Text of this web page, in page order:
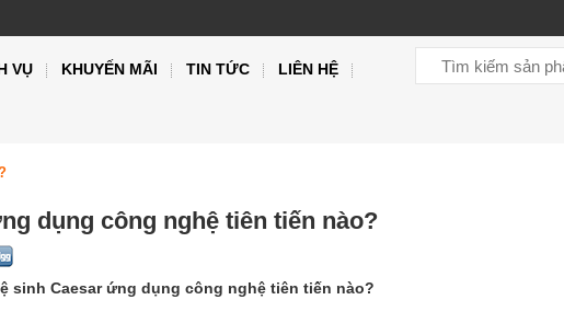
VỤ KHUYẾN MÃI TIN TỨC LIÊN HỆ
dụng công nghệ tiên tiến nào?
sinh Caesar ứng dụng công nghệ tiên tiến nào?